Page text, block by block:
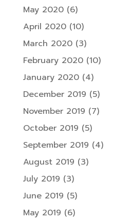
May 2020(6)
April 2020(10)
March 2020(3)
February 2020(10)
January 2020(4)
December 2019 (5)
November 2019 (7)
October 2019 (5)
September 2019 (4)
August 2019 (3)
July 2019 (3)
June 2019 (5)
May 2019 (6)